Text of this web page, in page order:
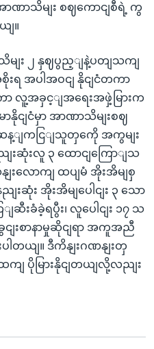
ဏာသိမျး စဈကောငျစီရဲ့ ကွ
ျ။
သိမျး ၂ နှဈပွည့ျနဲ့ပတျသကျ
ရ အပါအဝငျ နိုငျငံတကာ
တကာ လူ့အခှင့ျအရေးအဖှဲ့မြားက
နိုငျငံမှာ အာဏာသိမျးစဈ
ဆန့ျကငြျသူတှကေို အကွမျး
ျးဆုံးလူ ၃ ထောငျကြောျသ
းလောကျ ထပျမံ အိုးအိမျစှ
ျးဆုံး အိုးအိမျပေါငျး ၃ သော
ဆီးခံခဲ့ရပွီး၊ လူပေါငျး ၁၇ သ
ငျးစာနာမှုဆိုငျရာ အကူအညီ
တယျ။ ဒီကိနျးဂဏနျးတှ
ပိုမြားနိုငျတယျလို့လညျး